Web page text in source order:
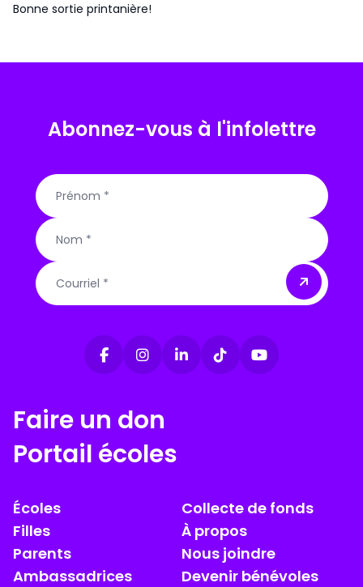
Bonne sortie printanière!
Abonnez-vous à l'infolettre
Courriel
Faire un don
Portail écoles
Écoles
Filles
Parents
Ambassadrices
Collecte de fonds
À propos
Nous joindre
Devenir bénévoles